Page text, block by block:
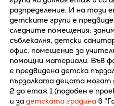
разпределение. И на този
детските групи е
следните помещения:
съблекалня, детски
офис, помещение за
помощни материали. Във
е предвидена детска
пързалката децата
2 до етаж 1 (подобен е
и за детската градина в